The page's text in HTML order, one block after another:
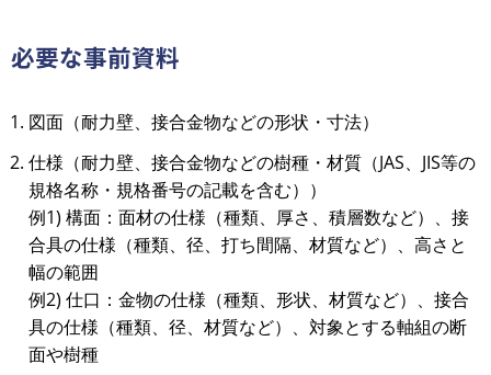
必要な事前資料
図面（耐力壁、接合金物などの形状・寸法）
仕様（耐力壁、接合金物などの樹種・材質（JAS、JIS等の
規格名称・規格番号の記載を含む））
例1) 構面：面材の仕様（種類、厚さ、積層数など）、接
合具の仕様（種類、径、打ち間隔、材質など）、高さと
幅の範囲
例2) 仕口：金物の仕様（種類、形状、材質など）、接合
具の仕様（種類、径、材質など）、対象とする軸組の断
面や樹種